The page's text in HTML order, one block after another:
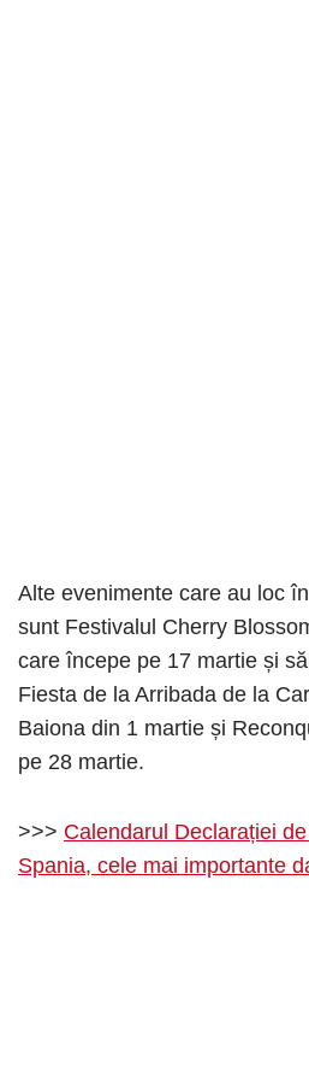
Alte evenimente care au loc
sunt Festivalul Cherry
care începe pe 17 martie și
Fiesta de la Arribada de la
Baiona din 1 martie și
pe 28 martie.
>>> Calendarul Declarației
Spania, cele mai importante